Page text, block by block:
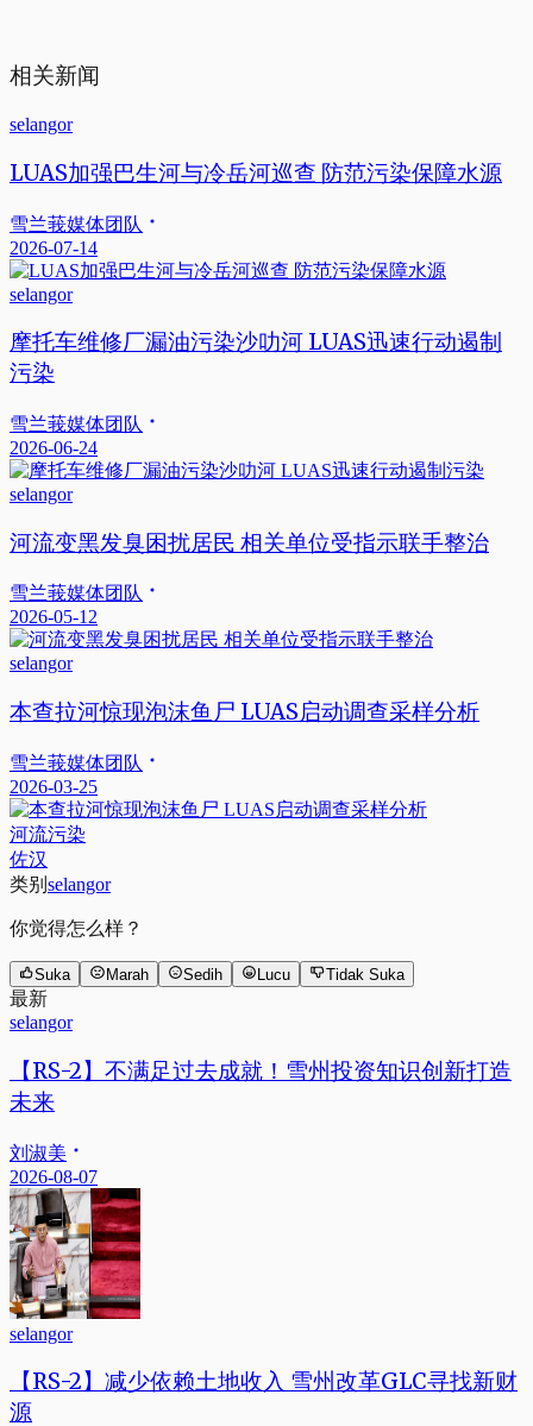
相关新闻
selangor
LUAS加强巴生河与冷岳河巡查 防范污染保障水源
雪兰莪媒体团队
2026-07-14
selangor
摩托车维修厂漏油污染沙叻河 LUAS迅速行动遏制
污染
雪兰莪媒体团队
2026-06-24
selangor
河流变黑发臭困扰居民 相关单位受指示联手整治
雪兰莪媒体团队
2026-05-12
selangor
本查拉河惊现泡沫鱼尸 LUAS启动调查采样分析
雪兰莪媒体团队
2026-03-25
河流污染
佐汉
类别 selangor
你觉得怎么样？
Suka Marah Sedih Lucu Tidak Suka
最新
selangor
【RS-2】不满足过去成就！雪州投资知识创新打造
未来
刘淑美
2026-08-07
selangor
【RS-2】减少依赖土地收入 雪州改革GLC寻找新财
源